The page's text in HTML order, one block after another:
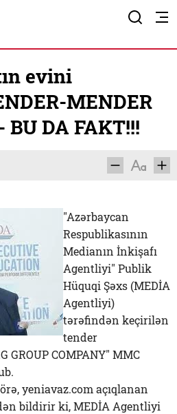
evini
MENDER
BU DA FAKT!!!
"Azərbaycan
Respublikasının
Medianın İnkişafı
Agentliyi" Publik
Hüquqi Şəxs (MEDİA
Agentliyi)
tərəfindən keçirilən
tender
COMPANY" MMC
yeniavaz.com açıqlanan
bildirir ki, MEDİA Agentliyi